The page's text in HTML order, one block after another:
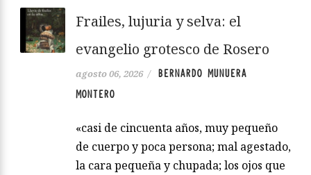
Frailes, lujuria y selva: el
evangelio grotesco de Rosero
agosto 06, 2026 /
BERNARDO MUNUERA
MONTERO
«casi de cincuenta años, muy pequeño
de cuerpo y poca persona; mal agestado,
la cara pequeña y chupada; los ojos que